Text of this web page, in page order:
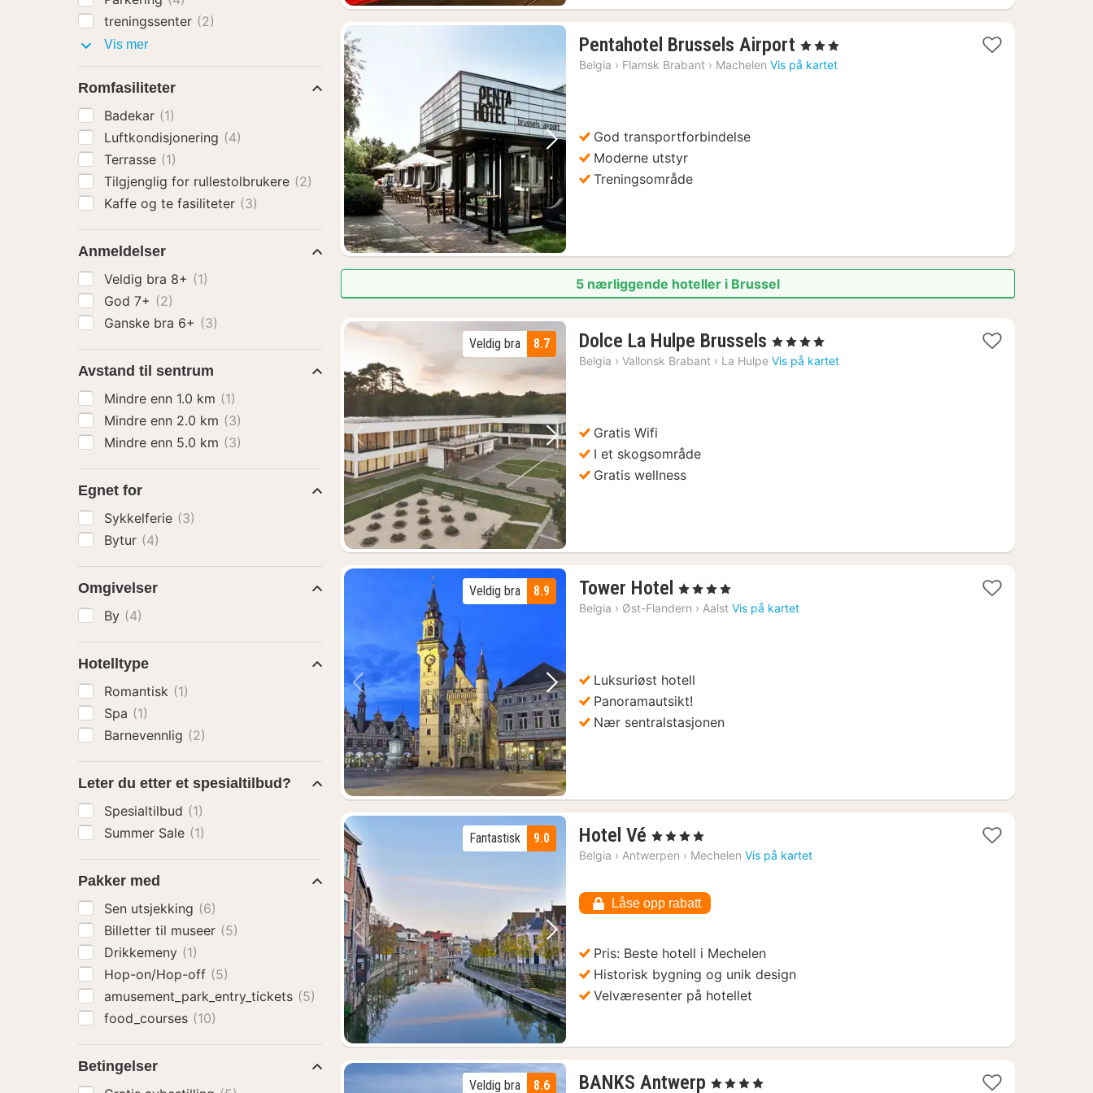
Forrige bilde Neste bilde
Pentahotel Brussels Airport 1
natt
, 3 Stjerner
Belgia › Flamsk Brabant › Machelen Vis på kartet
God transportforbindelse
Moderne utstyr
Treningsområde
5 nærliggende hoteller i Brussel
Forrige bilde Neste bilde
8.7
Veldig bra Dolce La Hulpe Brussels 3
netter
, 4 Stjerner
Belgia › Vallonsk Brabant › La Hulpe Vis på kartet
Gratis Wifi
I et skogsområde
Gratis wellness
Forrige bilde Neste bilde
8.9
Veldig bra Tower Hotel 1
natt
, 4 Stjerner
Belgia › Øst-Flandern › Aalst Vis på kartet
Luksuriøst hotell
Panoramautsikt!
Nær sentralstasjonen
Forrige bilde Neste bilde
9.0
Fantastisk Hotel Vé 1
natt
1254
kr.
, 4 Stjerner
Belgia › Antwerpen › Mechelen Vis på kartet
Låse opp rabatt
Pris: Beste hotell i Mechelen
Historisk bygning og unik design
Velværesenter på hotellet
8.6
Veldig bra BANKS Antwerp 1
, 4 Stjerner
treningssenter (2)
Vis merFasiliteter
Romfasiliteter
Badekar (1)
Luftkondisjonering (4)
Terrasse (1)
Tilgjenglig for rullestolbrukere (2)
Kaffe og te fasiliteter (3)
Anmeldelser
Veldig bra 8+ (1)
God 7+ (2)
Ganske bra 6+ (3)
Avstand til sentrum
Mindre enn 1.0 km (1)
Mindre enn 2.0 km (3)
Mindre enn 5.0 km (3)
Egnet for
Sykkelferie (3)
Bytur (4)
Omgivelser
By (4)
Hotelltype
Romantisk (1)
Spa (1)
Barnevennlig (2)
Leter du etter et spesialtilbud?
Spesialtilbud (1)
Summer Sale (1)
Pakker med
Sen utsjekking (6)
Billetter til museer (5)
Drikkemeny (1)
Hop-on/Hop-off (5)
amusement_park_entry_tickets (5)
food_courses (10)
Betingelser